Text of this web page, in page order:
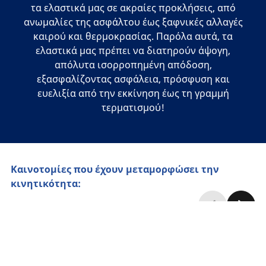
τα ελαστικά μας σε ακραίες προκλήσεις, από
ανωμαλίες της ασφάλτου έως ξαφνικές αλλαγές
καιρού και θερμοκρασίας. Παρόλα αυτά, τα
ελαστικά μας πρέπει να διατηρούν άψογη,
απόλυτα ισορροπημένη απόδοση,
εξασφαλίζοντας ασφάλεια, πρόσφυση και
ευελιξία από την εκκίνηση έως τη γραμμή
τερματισμού!
Καινοτομίες που έχουν μεταμορφώσει την
κινητικότητα: